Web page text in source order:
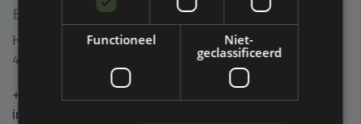
BEL OF MAIL ONS
Het Eek 5B
4004 LM Tiel
+31 (0)344 446 000
info@mviewplus.nl
Functioneel
Niet-
geclassificeerd